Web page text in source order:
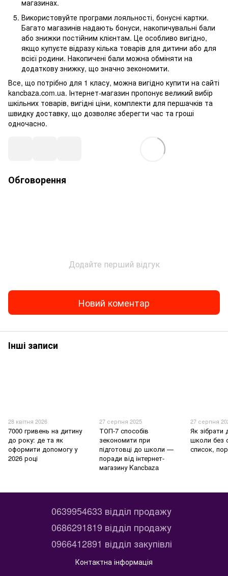
магазинах.
Використовуйте програми лояльності, бонусні картки.
Багато магазинів надають бонуси, накопичувальні бали
або знижки постійним клієнтам. Це особливо вигідно,
якщо купуєте відразу кілька товарів для дитини або для
всієї родини. Накопичені бали можна обміняти на
додаткову знижку, що значно зекономити.
Все, що потрібно для 1 класу, можна вигідно купити на сайті
kancbaza.com.ua. Інтернет-магазин пропонує великий вибір
шкільних товарів, вигідні ціни, комплекти для першачків та
швидку доставку, що дозволяє зберегти час та гроші
одночасно.
Обговорення
Додайте перший відгук
Новий коментар
Інші записи
28 квітня 2026
7000 гривень на дитину
до року: де та як
оформити допомогу у
2026 році
27 серпня 2025
ТОП-7 способів
зекономити при
підготовці до школи —
поради від інтернет-
магазину Kancbaza
27 серпня
Як зібрати
школи без
список,
0639954633 відділ продажу
0686291819 відділ продажу
0966412891 відділ закупівлі
Контактна інформація